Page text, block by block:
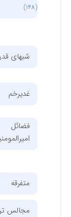
شبهای قدر
غدیرخم
فضائل
امیرالمومنین
متفرقه
مجالس